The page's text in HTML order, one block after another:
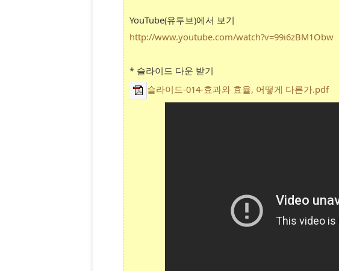
YouTube(유투브)에서 보기
http://www.youtube.com/watch?v=99i6zBM1Obw
* 슬라이드 다운 받기
슬라이드-014-효과와 효율, 어떻게 다른가.pdf